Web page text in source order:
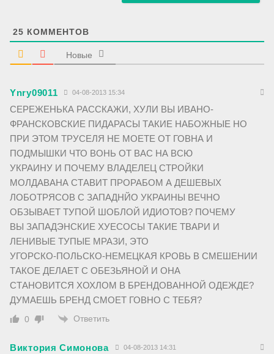
25 КОММЕНТОВ
Новые
Ynry09011 04-08-2013 15:34
СЕРЕЖЕНЬКА РАССКАЖИ, ХУЛИ ВЫ ИВАНО-
ФРАНСКОВСКИЕ ПИДАРАСЫ ТАКИЕ НАБОЖНЫЕ НО
ПРИ ЭТОМ ТРУСЕЛЯ НЕ МОЕТЕ ОТ ГОВНА И
ПОДМЫШКИ ЧТО ВОНЬ ОТ ВАС НА ВСЮ
УКРАИНУ И ПОЧЕМУ ВЛАДЕЛЕЦ СТРОЙКИ
МОЛДАВАНА СТАВИТ ПРОРАБОМ А ДЕШЕВЫХ
ЛОБОТРЯСОВ С ЗАПАДНЙО УКРАИНЫ ВЕЧНО
ОБЗЫВАЕТ ТУПОЙ ШОБЛОЙ ИДИОТОВ? ПОЧЕМУ
ВЫ ЗАПАДЭНСКИЕ ХУЕСОСЫ ТАКИЕ ТВАРИ И
ЛЕНИВЫЕ ТУПЫЕ МРАЗИ, ЭТО
УГОРСКО-ПОЛЬСКО-НЕМЕЦКАЯ КРОВЬ В СМЕШЕНИИ
ТАКОЕ ДЕЛАЕТ С ОБЕЗЬЯНОЙ И ОНА
СТАНОВИТСЯ ХОХЛОМ В БРЕНДОВАННОЙ ОДЕЖДЕ?
ДУМАЕШЬ БРЕНД СМОЕТ ГОВНО С ТЕБЯ?
0 Ответить
Виктория Симонова 04-08-2013 14:31